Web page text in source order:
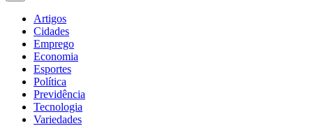
Artigos
Cidades
Emprego
Economia
Esportes
Política
Previdência
Tecnologia
Variedades